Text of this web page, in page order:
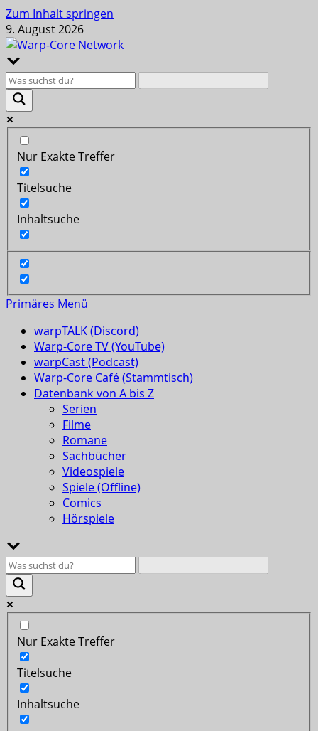
Zum Inhalt springen
9. August 2026
Nur Exakte Treffer
Titelsuche
Inhaltsuche
Primäres Menü
warpTALK (Discord)
Warp-Core TV (YouTube)
warpCast (Podcast)
Warp-Core Café (Stammtisch)
Datenbank von A bis Z
Serien
Filme
Romane
Sachbücher
Videospiele
Spiele (Offline)
Comics
Hörspiele
Nur Exakte Treffer
Titelsuche
Inhaltsuche